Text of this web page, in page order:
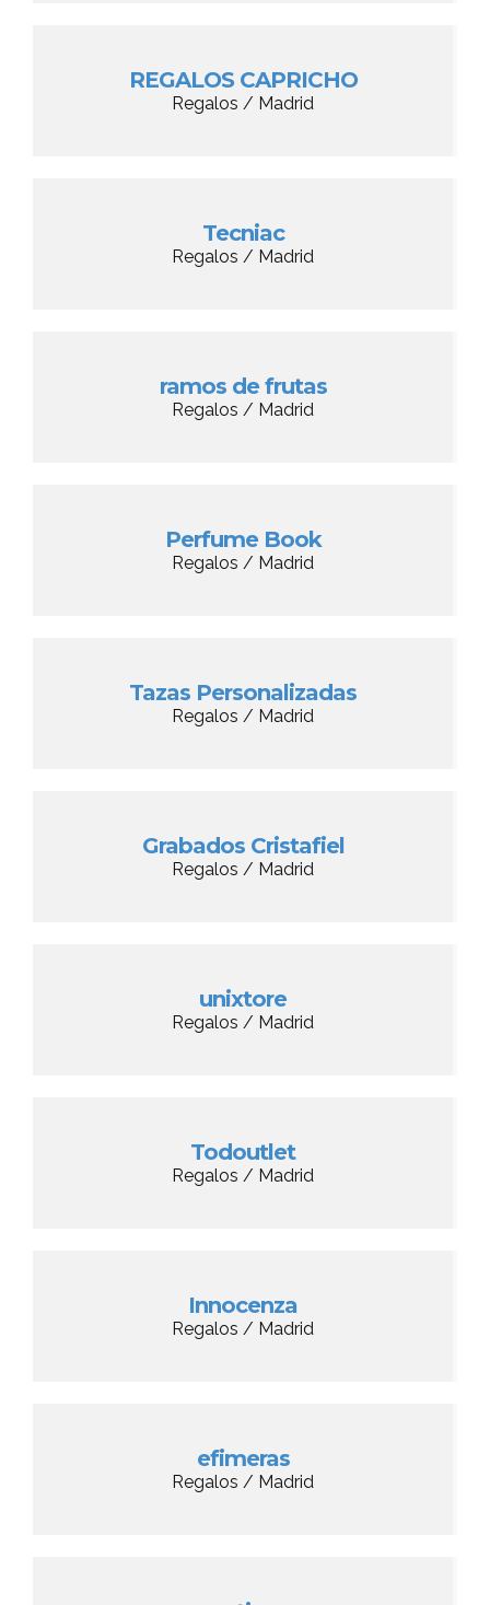
REGALOS CAPRICHO
Regalos / Madrid
Tecniac
Regalos / Madrid
ramos de frutas
Regalos / Madrid
Perfume Book
Regalos / Madrid
Tazas Personalizadas
Regalos / Madrid
Grabados Cristafiel
Regalos / Madrid
unixtore
Regalos / Madrid
Todoutlet
Regalos / Madrid
Innocenza
Regalos / Madrid
efimeras
Regalos / Madrid